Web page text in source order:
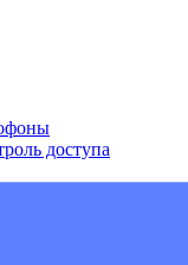
доступа